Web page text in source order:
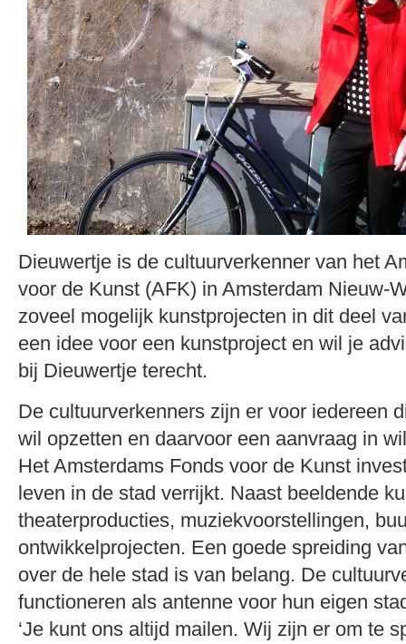
Dieuwertje is de cultuurverkenner van het
voor de Kunst (AFK) in Amsterdam Nieuw-
zoveel mogelijk kunstprojecten in dit deel
een idee voor een kunstproject en wil je
bij Dieuwertje terecht.
De cultuurverkenners zijn er voor iedereen
wil opzetten en daarvoor een aanvraag in
Het Amsterdams Fonds voor de Kunst
leven in de stad verrijkt. Naast beeldende
theaterproducties, muziekvoorstellingen,
ontwikkelprojecten. Een goede spreiding
over de hele stad is van belang. De
functioneren als antenne voor hun eigen
‘Je kunt ons altijd mailen. Wij zijn er om te